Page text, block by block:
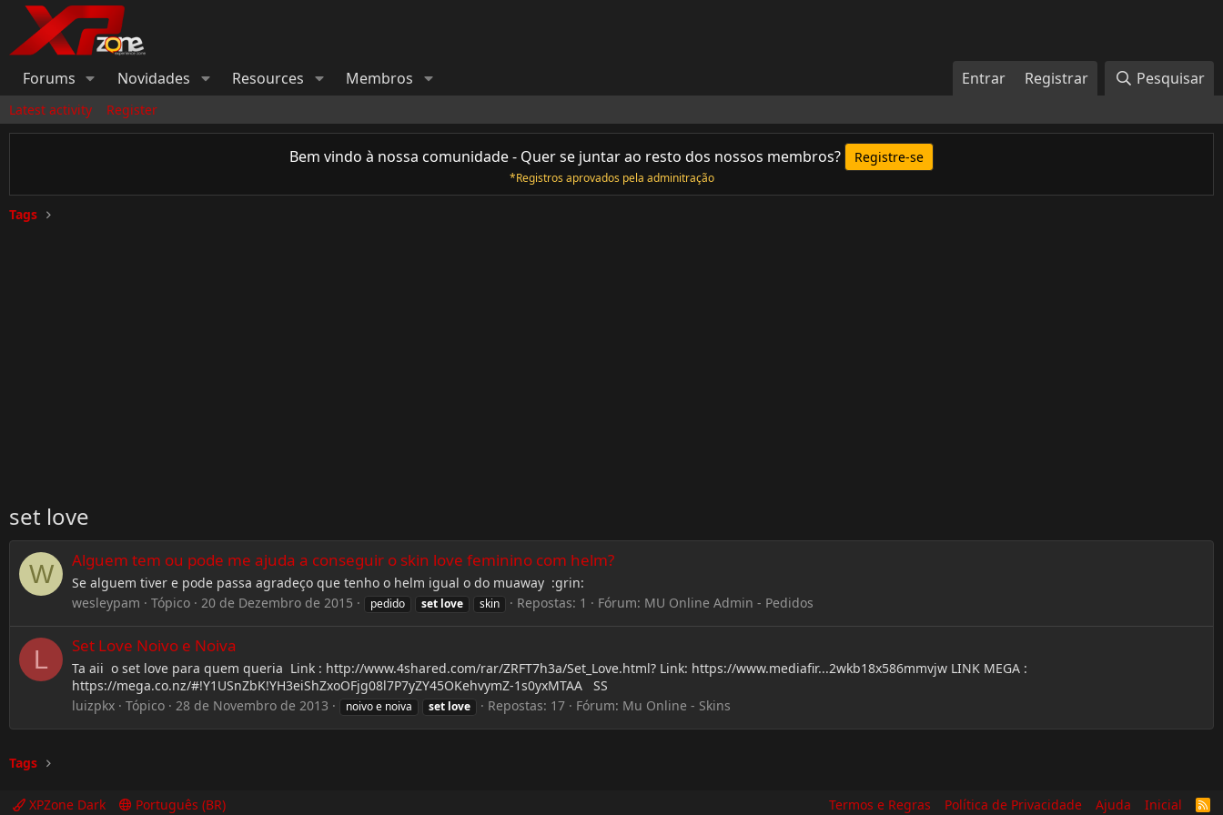
Forums Novidades Resources Membros Entrar Registrar Pesquisar
Latest activity Register
Bem vindo à nossa comunidade - Quer se juntar ao resto dos nossos membros? Registre-se
*Registros aprovados pela adminitração
Tags
set love
W Alguem tem ou pode me ajuda a conseguir o skin love feminino com helm?
Se alguem tiver e pode passa agradeço que tenho o helm igual o do muaway :grin:
wesleypam
Tópico 20 de Dezembro de 2015 pedido set love skin Repostas: 1 Fórum: MU Online Admin - Pedidos
L Set Love Noivo e Noiva
Ta aii o set love para quem queria Link : http://www.4shared.com/rar/ZRFT7h3a/Set_Love.html? Link: https://www.mediafir...2wkb18x586mmvjw LINK MEGA :
https://mega.co.nz/#!Y1USnZbK!YH3eiShZxoOFjg08l7P7yZY45OKehvymZ-1s0yxMTAA SS
luizpkx
Tópico 28 de Novembro de 2013 noivo e noiva set love Repostas: 17 Fórum: Mu Online - Skins
Tags
XPZone Dark Português (BR) Termos e Regras Política de Privacidade Ajuda Inicial
R